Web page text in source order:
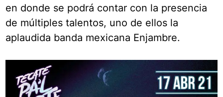
en donde se podrá contar con la presencia
de múltiples talentos, uno de ellos la
aplaudida banda mexicana Enjambre.